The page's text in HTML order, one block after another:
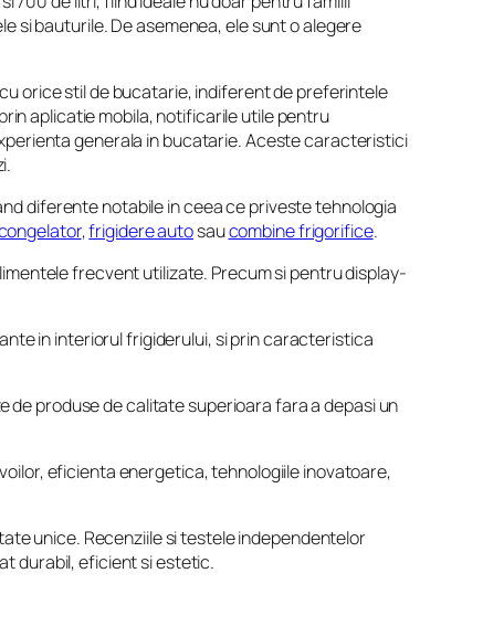
si bauturile. De asemenea, ele sunt o alegere
orice stil de bucatarie, indiferent de preferintele
aplicatie mobila, notificarile utile pentru
generala in bucatarie. Aceste caracteristici
diferente notabile in ceea ce priveste tehnologia
,frigidere autosaucombine frigorifice.
frecvent utilizate. Precum si pentru display-
in interiorul frigiderului, si prin caracteristica
produse de calitate superioara fara a depasi un
eficienta energetica, tehnologiile inovatoare,
unice. Recenziile si testele independentelor
durabil, eficient si estetic.